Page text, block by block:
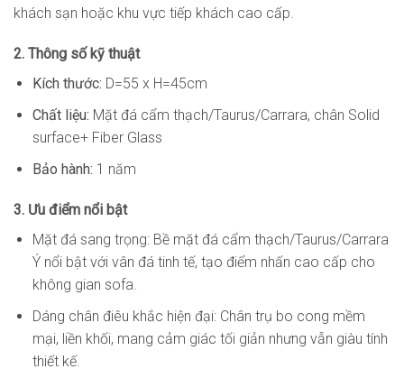
khách sạn hoặc khu vực tiếp khách cao cấp.
2. Thông số kỹ thuật
Kích thước: D=55 x H=45cm
Chất liệu: Mặt đá cẩm thạch/Taurus/Carrara, chân Solid
surface+ Fiber Glass
Bảo hành: 1 năm
3. Ưu điểm nổi bật
Mặt đá sang trọng: Bề mặt đá cẩm thạch/Taurus/Carrara
Ý nổi bật với vân đá tinh tế, tạo điểm nhấn cao cấp cho
không gian sofa.
Dáng chân điêu khắc hiện đại: Chân trụ bo cong mềm
mại, liền khối, mang cảm giác tối giản nhưng vẫn giàu tính
thiết kế.